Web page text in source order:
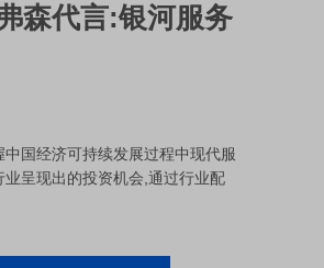
森代言:银河服务
国经济可持续发展过程中现代服
呈现出的投资机会,通过行业配